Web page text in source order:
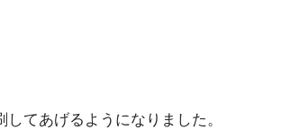
してあげるようになりました。